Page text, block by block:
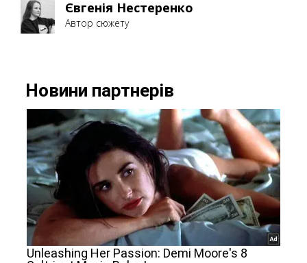
Євгенія Нестеренко
Автор сюжету